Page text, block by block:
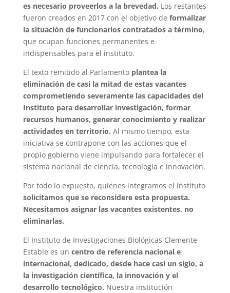
es necesario proveerlos a la brevedad. Los restantes
fueron creados en 2017 con el objetivo de formalizar
la situación de funcionarios contratados a término,
que ocupan funciones permanentes e
indispensables para el instituto.
El texto remitido al Parlamento plantea la
eliminación de casi la mitad de estas vacantes
comprometiendo severamente las capacidades del
Instituto para desarrollar investigación, formar
recursos humanos, generar conocimiento y realizar
actividades en territorio. Al mismo tiempo, esta
iniciativa se contrapone con las acciones que el
propio gobierno viene impulsando para fortalecer el
sistema nacional de ciencia, tecnología e innovación.
Por todo lo expuesto, quienes integramos el instituto
solicitamos que se reconsidere esta propuesta.
Necesitamos asignar las vacantes existentes, no
eliminarlas.
El Instituto de Investigaciones Biológicas Clemente
Estable es un centro de referencia nacional e
internacional, dedicado, desde hace casi un siglo, a
la investigación científica, la innovación y el
desarrollo tecnológico. Nuestra institución